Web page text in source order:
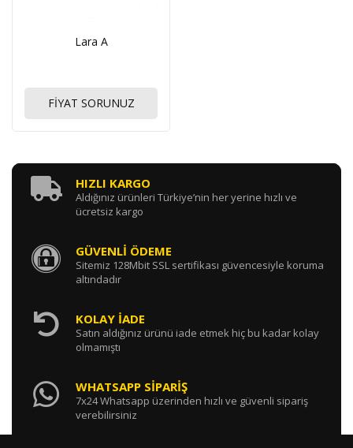
Lara A
FİYAT SORUNUZ
HIZLI KARGO
Aldığınız ürünleri Türkiye’nin her yerine hızlı ve
ücretsiz kargo
GÜVENLİ ÖDEME
Sitemiz 128Mbit SSL sertifikası güvencesiyle koruma
altındadır
KOLAY İADE
Satın aldığınız ürünü iade etmek hiç bu kadar kolay
olmamıştı
WHATSAPP SİPARİŞ
7x24 Whatsapp üzerinden hızlı ve güvenli sipariş
verebilirsiniz